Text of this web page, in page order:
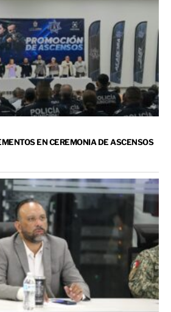
EN CEREMONIA DE ASCENSOS